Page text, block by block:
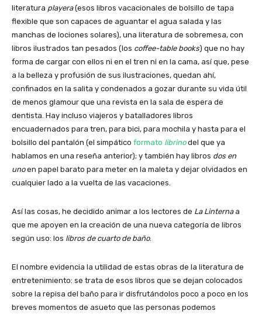
literatura playera(esos libros vacacionales de bolsillo de tapa
flexible que son capaces de aguantar el agua salada y las
manchas de lociones solares), una literatura de sobremesa, con
libros ilustrados tan pesados (los coffee-table books) que no hay
forma de cargar con ellos ni en el tren ni en la cama, así que, pese
a la belleza y profusión de sus ilustraciones, quedan ahí,
confinados en la salita y condenados a gozar durante su vida útil
de menos glamour que una revista en la sala de espera de
dentista. Hay incluso viajeros y batalladores libros
encuadernados para tren, para bici, para mochila y hasta para el
bolsillo del pantalón (el simpático formato librinodel que ya
hablamos en una reseña anterior); y también hay libros dos en
unoen papel barato para meter en la maleta y dejar olvidados en
cualquier lado a la vuelta de las vacaciones.
Así las cosas, he decidido animar a los lectores de La Linternaa
que me apoyen en la creación de una nueva categoría de libros
según uso: los libros de cuarto de baño.
El nombre evidencia la utilidad de estas obras de la literatura de
entretenimiento: se trata de esos libros que se dejan colocados
sobre la repisa del baño para ir disfrutándolos poco a poco en los
breves momentos de asueto que las personas podemos